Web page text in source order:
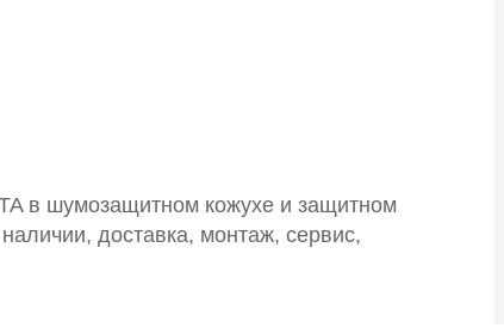
в шумозащитном кожухе и защитном
доставка, монтаж, сервис,